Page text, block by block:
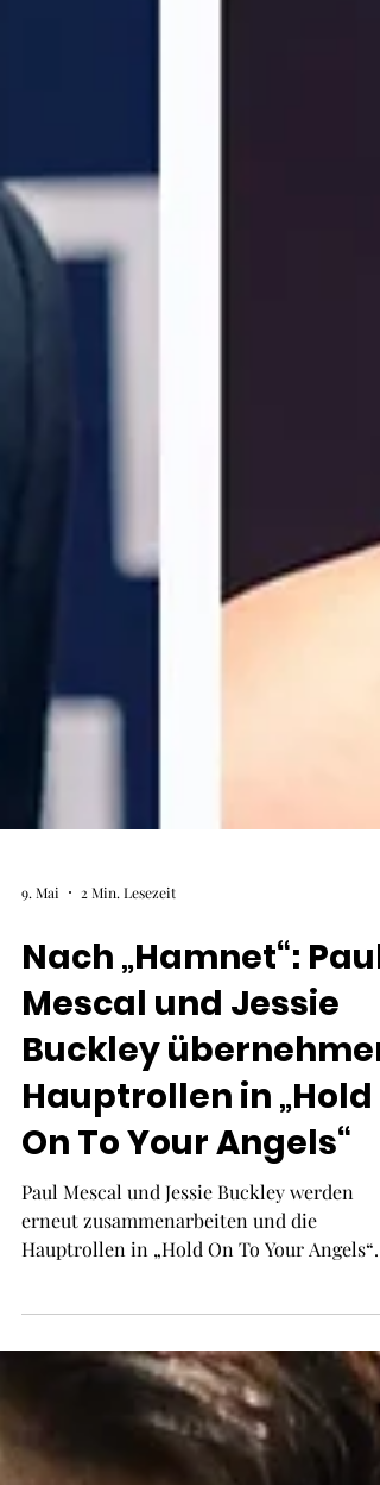
9. Mai 2 Min. Lesezeit
Nach „Hamnet“: Paul
Mescal und Jessie
Buckley übernehmen
Hauptrollen in „Hold
On To Your Angels“
Paul Mescal und Jessie Buckley werden